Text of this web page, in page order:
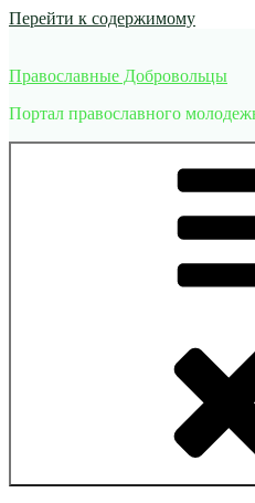
Перейти к содержимому
Православные Добровольцы
Портал православного